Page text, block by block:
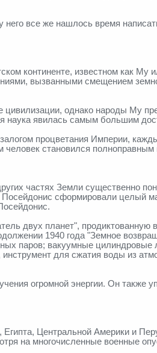
него все же нашлось время
континенте, известном как Му
вызванными смещением
цивилизации, однако народы Му
наука явилась самым большим
процветания Империи,
становился
частях Земли существенно
сформировали целый
двух планет", продиктованную
1940 года "Земное
паров; вакуумные цилиндровые
инструмент для сжатия воды из
огромной энергии. Он также
Центральной Америки и
на многочисленные военные